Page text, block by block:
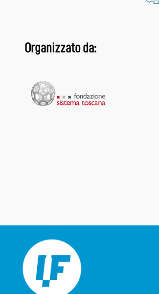
Organizzato da: